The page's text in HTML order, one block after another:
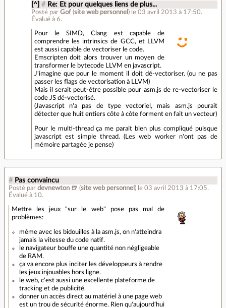
[^] # Re: Et pour quelques liens de plus...
Posté par Gof(site web personnel ) le 03 avril 2013 à 17:50.
Évalué à 6.
Pour le SIMD, Clang est capable de
comprendre les intrinsics de GCC, et LLVM
est aussi capable de vectoriser le code.
Emscripten doit alors trouver un moyen de
transformer le bytecode LLVM en javascript.
J'imagine que pour le moment il doit dé-vectoriser. (ou ne pas
passer les flags de vectorisation à LLVM)
Mais il serait peut-être possible pour asm.js de re-vectoriser le
code JS dé-vectorisé.
(Javascript n'a pas de type vectoriel, mais asm.js pourait
détecter que huit entiers côte à côte forment en fait un vecteur)
Pour le multi-thread ça me parait bien plus compliqué puisque
javascript est simple thread. (Les web worker n'ont pas de
mémoire partagée je pense)
# Pas convaincu
Posté par devnewton 🍺 (site web personnel ) le 03 avril 2013 à 17:05.
Évalué à 10.
Mettre les jeux "sur le web" pose pas mal de
problèmes:
même avec les bidouilles à la asm.js, on n'atteindra
jamais la vitesse du code natif.
le navigateur bouffe une quantité non négligeable
de RAM.
ça va encore plus inciter les développeurs à rendre
les jeux injouables hors ligne.
le web, c'est aussi une excellente plateforme de
tracking et de publicité.
donner un accès direct au matériel à une page web
est un trou de sécurité énorme. Rien qu'aujourd'hui